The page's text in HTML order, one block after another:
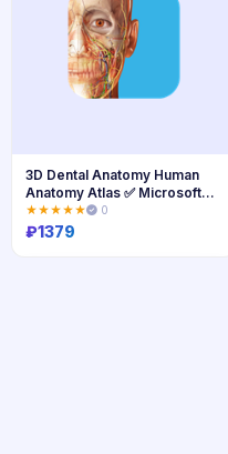
3D Dental Anatomy Human
Anatomy Atlas ✅ Microsoft
Store
★★★★★ 0
₽1379